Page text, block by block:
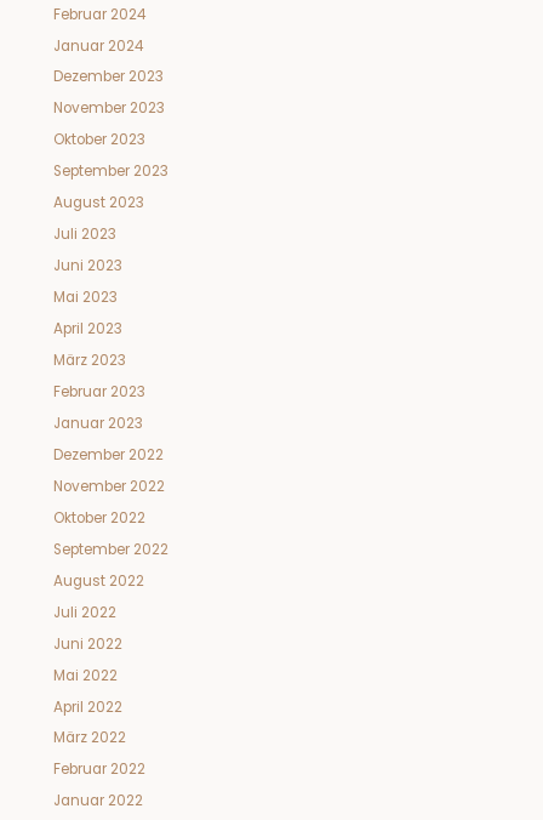
Februar 2024
Januar 2024
Dezember 2023
November 2023
Oktober 2023
September 2023
August 2023
Juli 2023
Juni 2023
Mai 2023
April 2023
März 2023
Februar 2023
Januar 2023
Dezember 2022
November 2022
Oktober 2022
September 2022
August 2022
Juli 2022
Juni 2022
Mai 2022
April 2022
März 2022
Februar 2022
Januar 2022